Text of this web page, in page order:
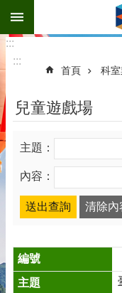
跳到主要內容區塊
:::
:::
首頁 科
兒童遊戲場
主題：
內容：